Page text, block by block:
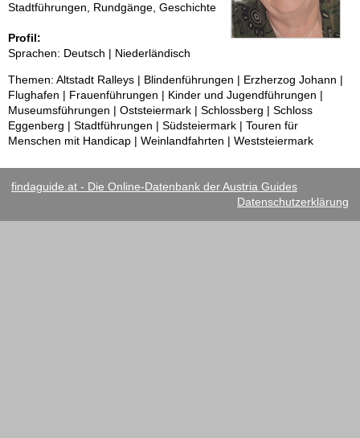
Stadtführungen, Rundgänge, Geschichte
Profil:
Sprachen: Deutsch | Niederländisch
Themen: Altstadt Ralleys | Blindenführungen | Erzherzog Johann |
Flughafen | Frauenführungen | Kinder und Jugendführungen |
Museumsführungen | Oststeiermark | Schlossberg | Schloss
Eggenberg | Stadtführungen | Südsteiermark | Touren für
Menschen mit Handicap | Weinlandfahrten | Weststeiermark
findaguide.at - Die Online-Datenbank der Austria Guides
Datenschutzerklärung